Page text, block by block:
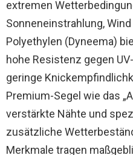
extremen
Sonneneinstrahlung,
Polyethylen (Dyneema)
hohe Resistenz gegen
geringe
Premium-Segel wie das
verstärkte Nähte und
zusätzliche
Merkmale tragen